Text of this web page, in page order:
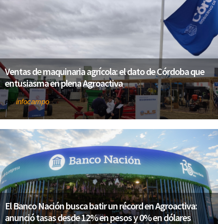
Ventas de maquinaria agrícola: el dato de Córdoba que
entusiasma en plena Agroactiva
Porinfocampo
El Banco Nación busca batir un récord en Agroactiva:
anunció tasas desde 12% en pesos y 0% en dólares